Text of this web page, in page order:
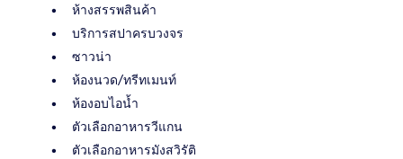
ห้างสรรพสินค้า
บริการสปาครบวงจร
ซาวน่า
ห้องนวด/ทรีทเมนท์
ห้องอบไอน้ำ
ตัวเลือกอาหารวีแกน
ตัวเลือกอาหารมังสวิรัติ